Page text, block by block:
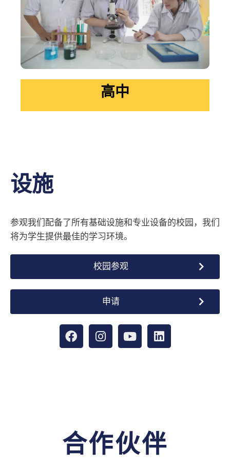
高中
设施
参观我们配备了所有基础设施和专业设备的校园，我们
将为学生提供最佳的学习环境。
校园参观
申请
合作伙伴